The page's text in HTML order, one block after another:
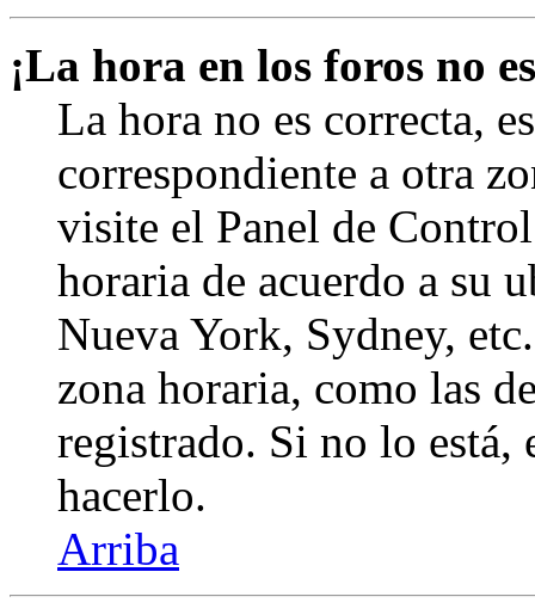
¡La hora en los foros no
La hora no es correcta,
correspondiente a otra
visite el Panel de
horaria de acuerdo a su
Nueva York, Sydney,
zona horaria, como las
registrado. Si no lo está,
hacerlo.
Arriba